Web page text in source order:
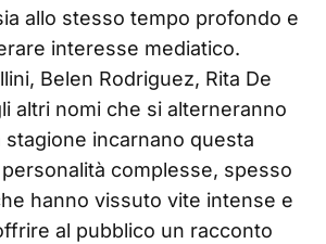
allo stesso tempo profondo e
interesse mediatico.
Belen Rodriguez, Rita De
altri nomi che si alterneranno
stagione incarnano questa
complesse, spesso
hanno vissuto vite intense e
al pubblico un racconto